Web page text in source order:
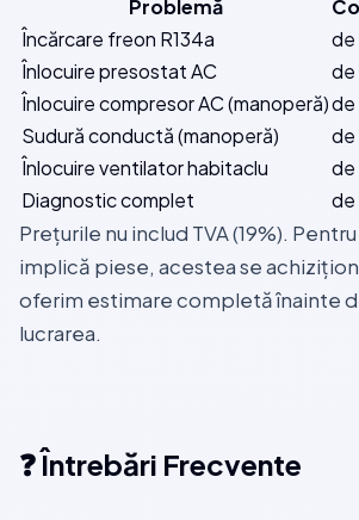
Problemă
Încărcare freon R134a
de
Înlocuire presostat AC
de
Înlocuire compresor AC (manoperă)de
Sudură conductă (manoperă)
de
Înlocuire ventilator habitaclu
de
Diagnostic complet
de
Prețurile nu includ TVA (19%).
implică piese, acestea se
oferim estimare completă înainte
lucrarea.
❓ Întrebări Frecvente